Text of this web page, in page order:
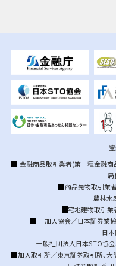
金融商品取引業者(第一種金融
局
商品先物取引業
農林水
宅地建物取引業
加入協会／日本証券業
日
一般社団法人日本STO協会
加入取引所／東京証券取引所、大